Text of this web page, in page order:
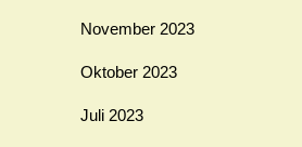
November 2023
Oktober 2023
Juli 2023